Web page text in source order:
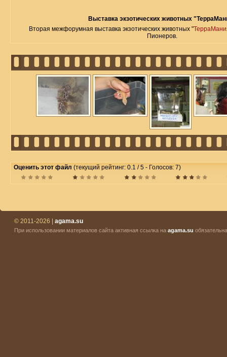
Выставка экзотических животных
Вторая межфорумная выставка экзотических животных "
Пионеров.
Оценить этот файл (текущий рейтинг: 0.1 / 5 - Голосов: 7)
© 2011-2026 | agama.su
При использовании материалов сайта активная ссылка на agama.su